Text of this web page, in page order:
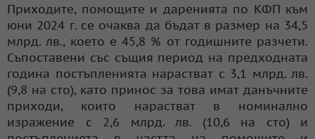
Приходите, помощите и даренията по КФП към
юни 2024 г. се очаква да бъдат в размер на 34,5
млрд. лв., което е 45,8 % от годишните разчети.
Съпоставени със същия период на предходната
година постъпленията нарастват с 3,1 млрд. лв.
(9,8 на сто), като принос за това имат данъчните
приходи, които нарастват в номинално
изражение с 2,6 млрд. лв. (10,6 на сто) и